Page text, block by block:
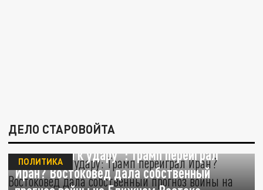
ДЕЛО СТАРОВОЙТА
"Готовится к удару": Трамп переиграл
Иран? Востоковед дала собственный
ПОЛИТИКА